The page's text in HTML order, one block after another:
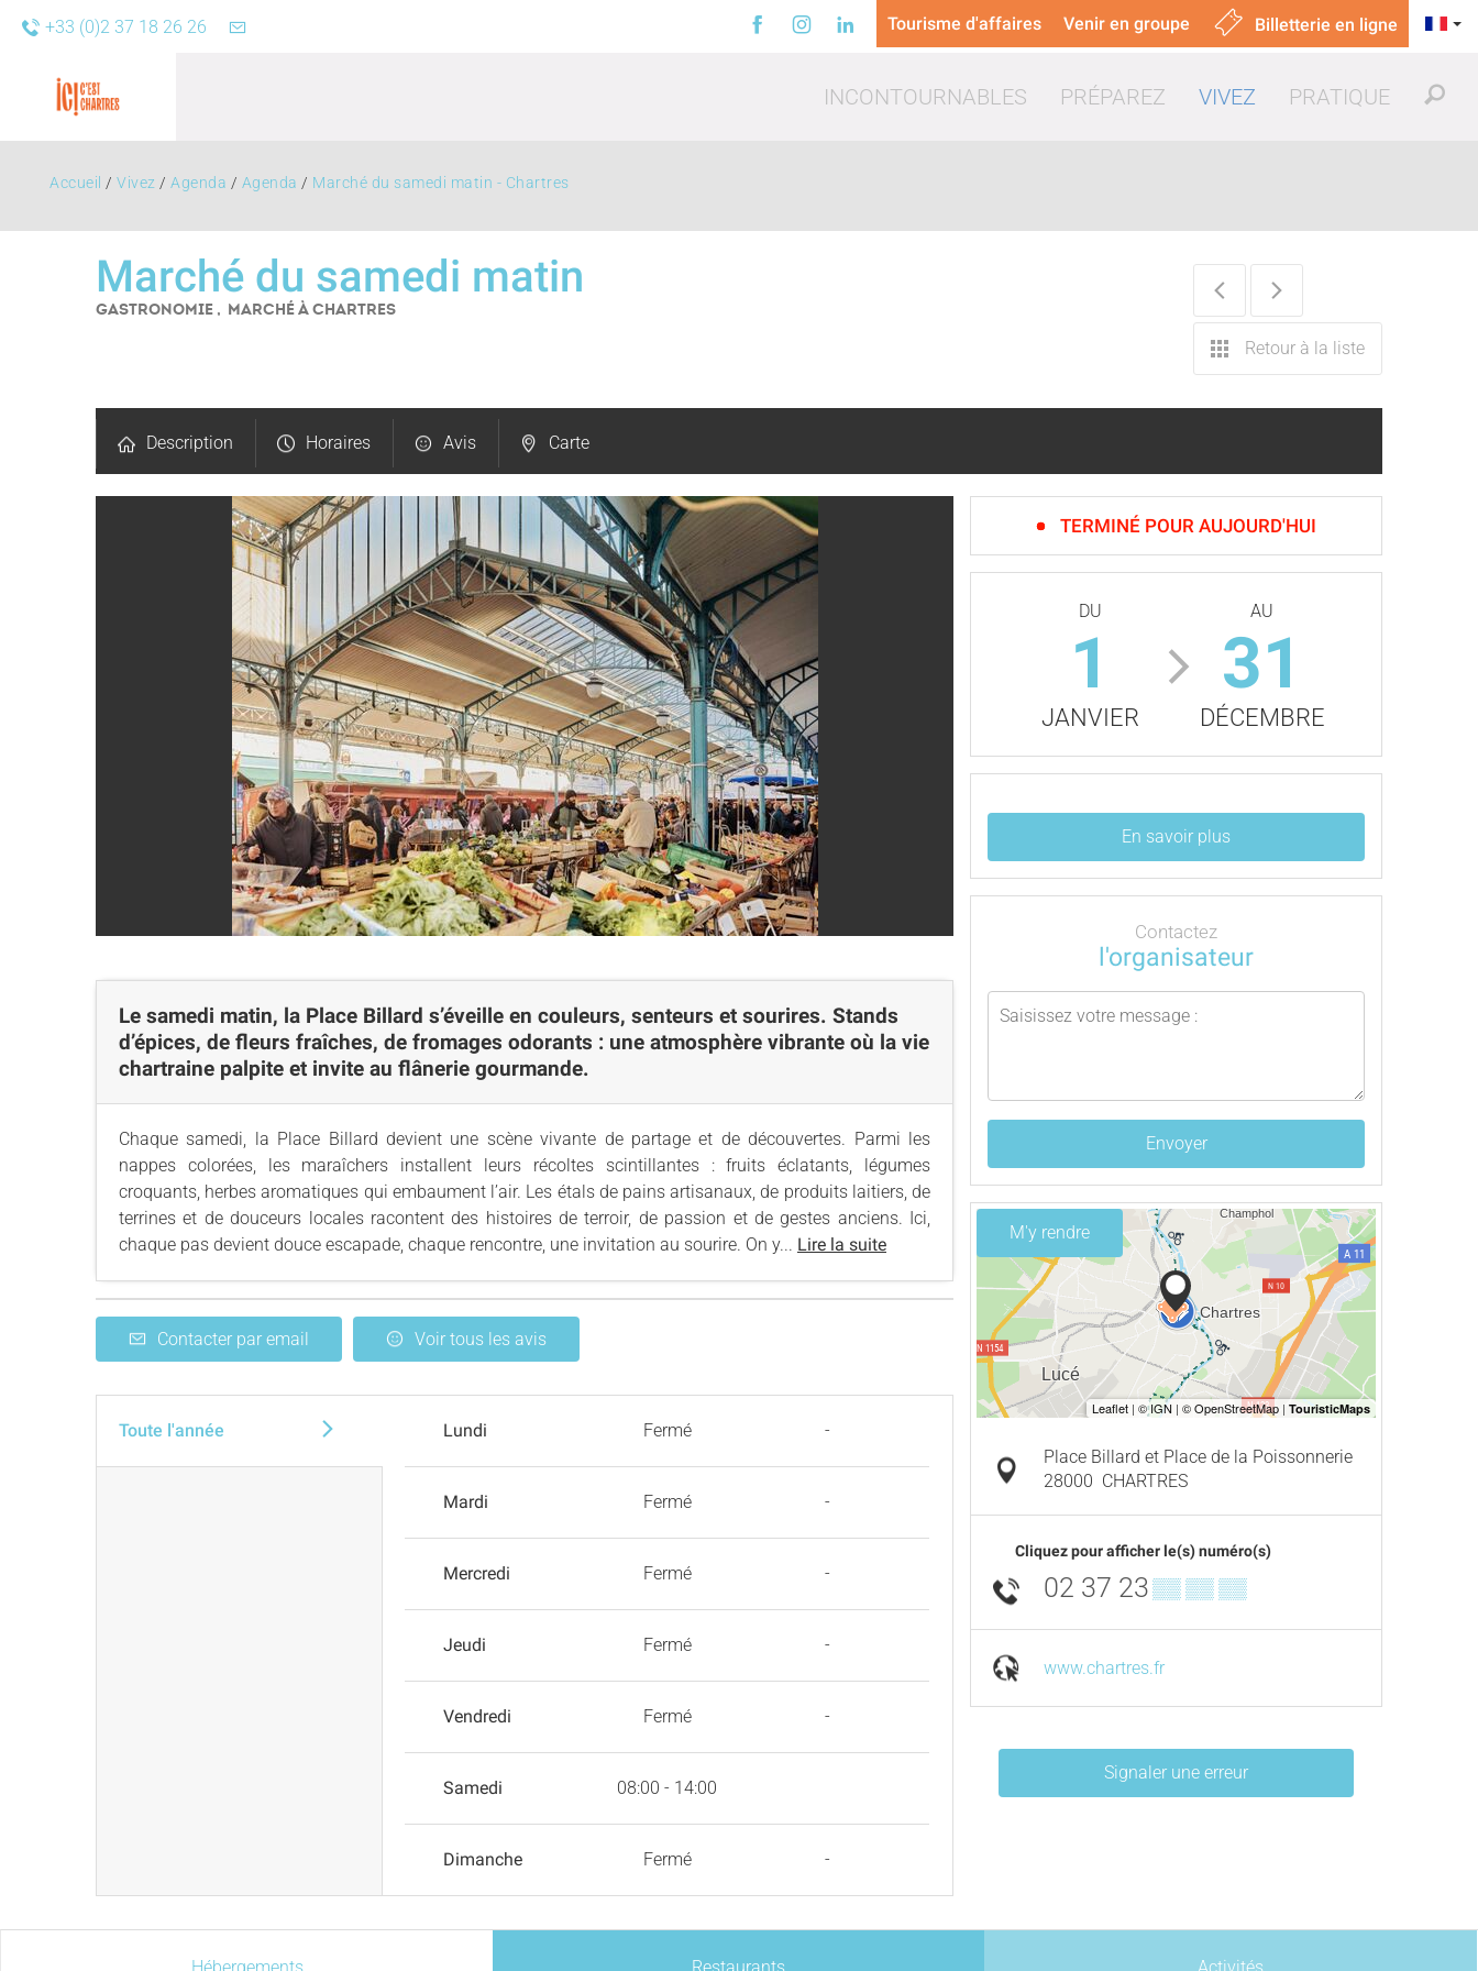
Tourisme d'affaires Venir en groupe Billetterie en ligne
+33 (0)2 37 18 26 26
INCONTOURNABLES PRÉPAREZ VIVEZ PRATIQUE
Accueil / Vivez / Agenda / Agenda / Marché du samedi matin - Chartres
Marché du samedi matin
GASTRONOMIE , MARCHÉÀ CHARTRES
Retour à la liste
Description Horaires Avis Carte
Le samedi matin, la Place Billard s’éveille en couleurs, senteurs et sourires. Stands
d’épices, de fleurs fraîches, de fromages odorants : une atmosphère vibrante où la vie
chartraine palpite et invite au flânerie gourmande.
Chaque samedi, la Place Billard devient une scène vivante de partage et de découvertes. Parmi les
nappes colorées, les maraîchers installent leurs récoltes scintillantes : fruits éclatants, légumes
croquants, herbes aromatiques qui embaument l’air. Les étals de pains artisanaux, de produits laitiers, de
terrines et de douceurs locales racontent des histoires de terroir, de passion et de gestes anciens. Ici,
chaque pas devient douce escapade, chaque rencontre, une invitation au sourire. On y... Lire la suite
Contacter par email Voir tous les avis
Toute l'année Lundi Fermé -
Mardi Fermé -
Mercredi Fermé -
Jeudi Fermé -
Vendredi Fermé -
Samedi 08:00 - 14:00
Dimanche Fermé -
TERMINÉ POUR AUJOURD'HUI
DU
1
JANVIER
AU
31
DÉCEMBRE
En savoir plus
Contactez
l'organisateur
Envoyer
M'y rendre
Place Billard et Place de la Poissonnerie
28000 CHARTRES
Cliquez pour afficher le(s) numéro(s)
02 37 23▒▒ ▒▒ ▒▒
www.chartres.fr
Signaler une erreur